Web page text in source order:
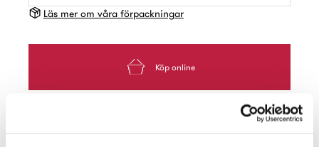
Läs mer om våra förpackningar
Köp online